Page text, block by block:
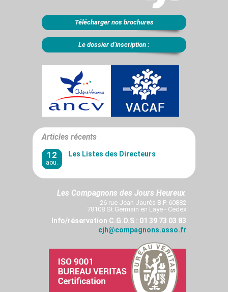
Télécharger nos brochures
Le dossier d’inscription :
Articles récents
12
aou.
Les Listes des Directeurs
Les Compagnons des Jours Heureux
26 rue Jean Jaurès B.P. 60882
78108 St Germain en Laye - Cedex
Info/réservation C.G.O.S : 01 39 73 03 83
cjh@compagnons.asso.fr